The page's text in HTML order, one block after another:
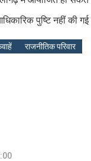
पुष्टि नहीं की
राजनीतिक परिवार